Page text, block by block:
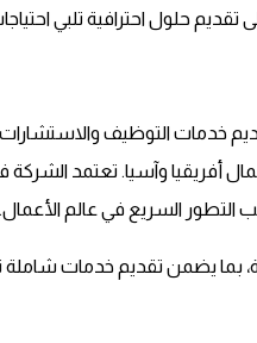
حلول احترافية تلبي
خدمات التوظيف
وآسيا. تعتمد الشركة في
التطور السريع في عالم الأعمال.
يضمن تقديم خدمات شاملة